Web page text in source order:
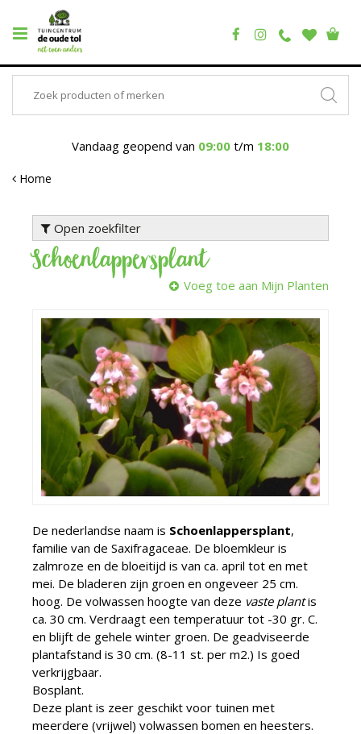
Vandaag geopend van 09:00 t/m 18:00
Home
Open zoekfilter
Schoenlappersplant
Voeg toe aan Mijn Planten
De nederlandse naam is Schoenlappersplant,
familie van de Saxifragaceae. De bloemkleur is
zalmroze en de bloeitijd is van ca. april tot en met
mei. De bladeren zijn groen en ongeveer 25 cm.
hoog. De volwassen hoogte van deze vaste plantis
ca. 30 cm. Verdraagt een temperatuur tot -30 gr. C.
en blijft de gehele winter groen. De geadviseerde
plantafstand is 30 cm. (8-11 st. per m2.) Is goed
verkrijgbaar.
Bosplant.
Deze plant is zeer geschikt voor tuinen met
meerdere (vrijwel) volwassen bomen en heesters.